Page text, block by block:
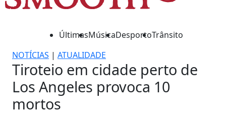
ÚltimasMúsicaDesportoTrânsito
NOTÍCIAS | ATUALIDADE
Tiroteio em cidade perto de
Los Angeles provoca 10
mortos